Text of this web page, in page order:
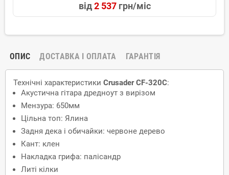
від2 537грн/міс
ОПИС ДОСТАВКА І ОПЛАТА ГАРАНТІЯ
Технічні характеристики Crusader CF-320С:
Акустична гітара дредноут з вирізом
Мензура: 650мм
Цільна топ: Ялина
Задня дека і обичайки: червоне дерево
Кант: клен
Накладка грифа: палісандр
Литі кілки